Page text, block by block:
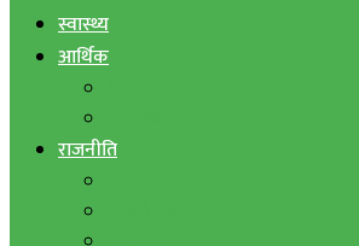
स्वास्थ्य
आर्थिक
राजनीति